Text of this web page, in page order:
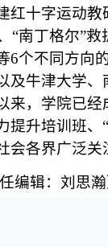
红十字运动
“南丁格尔”
6个不同方向
及牛津大学
来，学院已
提升培训班
各界广泛关
编辑：刘思瀚